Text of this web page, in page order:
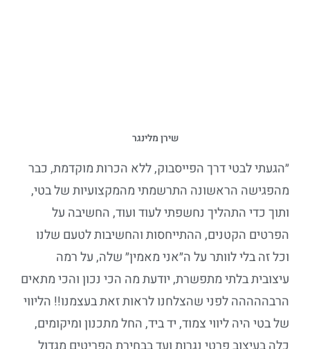
שירן מלינגר
״הגעתי לבטי דרך הפייסבוק, ללא הכרות מוקדמת, כבר
מהפגישה הראשונה התרשמתי מהמקצועיות של בטי,
ותוך כדי התהליך נחשפתי לעוד ועוד, החשיבה על
הפרטים הקטנים, ההתייחסות והחשיבות לטעם שלנו
וכל זה בלי לוותר על ה״אני מאמין״ שלה, על רמה
עיצובית בלתי מתפשרת, יודעת מה הכי נכון והכי מתאים
הרבההההה לפני שהצלחנו לראות זאת בעצמנו!! הליווי
של בטי היה ליווי צמוד, יד ביד, החל מתכנון ומיקומים,